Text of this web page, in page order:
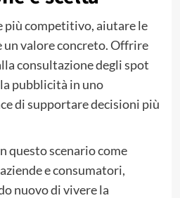
più competitivo, aiutare le
un valore concreto. Offrire
consultazione degli spot
pubblicità in uno
di supportare decisioni più
questo scenario come
e consumatori,
nuovo di vivere la